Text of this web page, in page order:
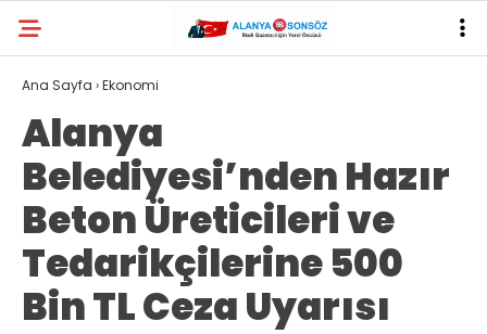
33.1°
ANTALYA
Ana Sayfa ›Ekonomi
Alanya
Belediyesi’nden Hazır
Beton Üreticileri ve
Tedarikçilerine 500
Bin TL Ceza Uyarısı